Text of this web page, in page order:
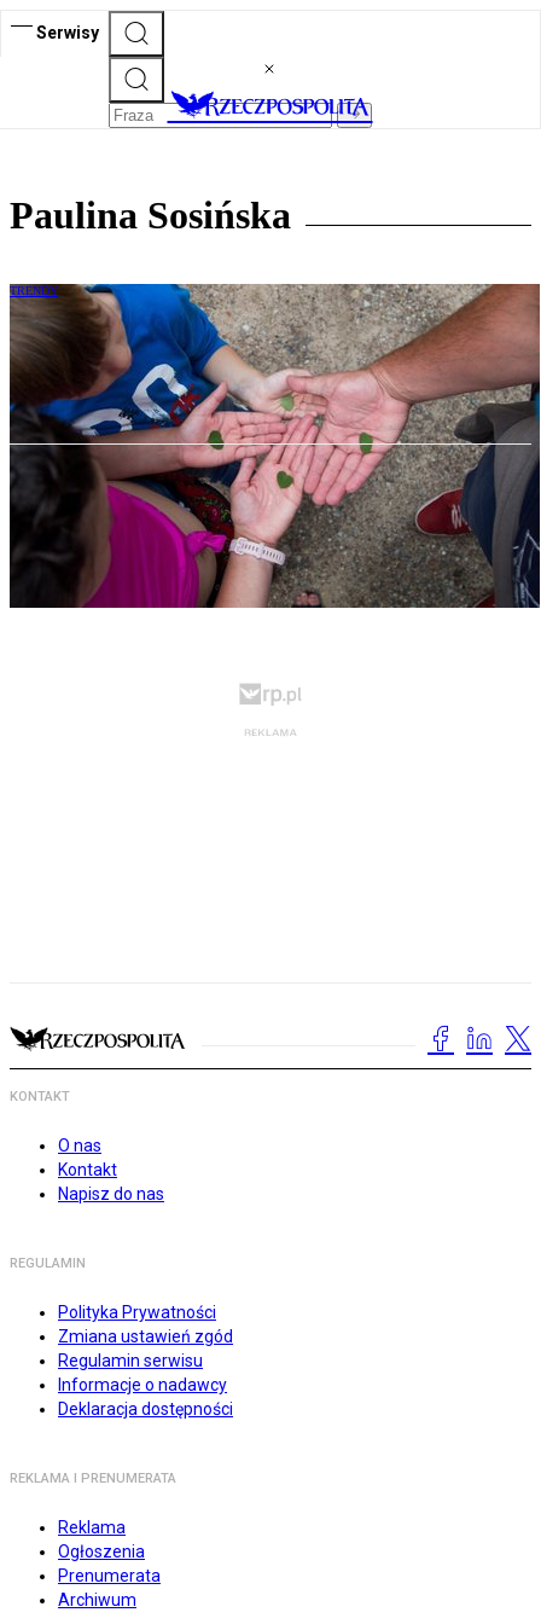
Serwisy
Paulina Sosińska
TRENDY
Dzieciństwo w trybie offline. O roli
zabawy i realnych relacji w cyfrowej erze
KONTAKT
O nas
Kontakt
Napisz do nas
REGULAMIN
Polityka Prywatności
Zmiana ustawień zgód
Regulamin serwisu
Informacje o nadawcy
Deklaracja dostępności
REKLAMA I PRENUMERATA
Reklama
Ogłoszenia
Prenumerata
Archiwum